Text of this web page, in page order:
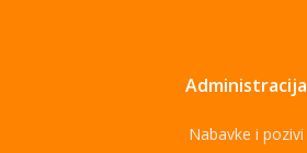
Administracija
Nabavke i pozivi